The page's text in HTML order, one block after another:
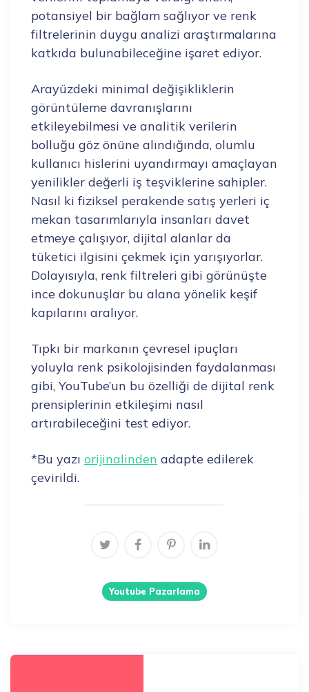
potansiyel bir bağlam sağlıyor ve renk
filtrelerinin duygu analizi araştırmalarına
katkıda bulunabileceğine işaret ediyor.
Arayüzdeki minimal değişikliklerin
görüntüleme davranışlarını
etkileyebilmesi ve analitik verilerin
bolluğu göz önüne alındığında, olumlu
kullanıcı hislerini uyandırmayı amaçlayan
yenilikler değerli iş teşviklerine sahipler.
Nasıl ki fiziksel perakende satış yerleri iç
mekan tasarımlarıyla insanları davet
etmeye çalışıyor, dijital alanlar da
tüketici ilgisini çekmek için yarışıyorlar.
Dolayısıyla, renk filtreleri gibi görünüşte
ince dokunuşlar bu alana yönelik keşif
kapılarını aralıyor.
Tıpkı bir markanın çevresel ipuçları
yoluyla renk psikolojisinden faydalanması
gibi, YouTube’un bu özelliği de dijital renk
prensiplerinin etkileşimi nasıl
artırabileceğini test ediyor.
*Bu yazı orijinalinden adapte edilerek
çevirildi.
Youtube Pazarlama
Post